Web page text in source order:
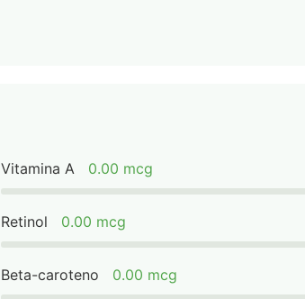
Vitamina A 0.00 mcg
Retinol 0.00 mcg
Beta-caroteno 0.00 mcg